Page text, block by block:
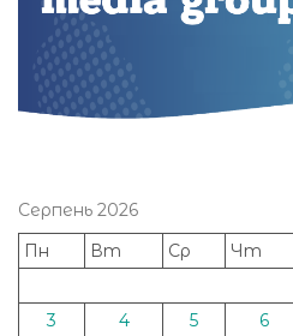
Серпень 2026
Пн
Вт Ср Чт
3
4 5 6